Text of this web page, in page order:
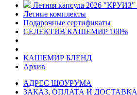
Летняя капсула 2026 "КРУИЗ"
Летние комплекты
Подарочные сертификаты
СЕЛЕКТИВ КАШЕМИР 100%
КАШЕМИР БЛЕНД
Архив
АДРЕС ШОУРУМА
ЗАКАЗ, ОПЛАТА И ДОСТАВКА